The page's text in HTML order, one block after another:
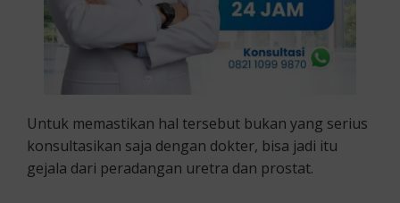
Untuk memastikan hal tersebut bukan yang serius
konsultasikan saja dengan dokter, bisa jadi itu
gejala dari peradangan uretra dan prostat.